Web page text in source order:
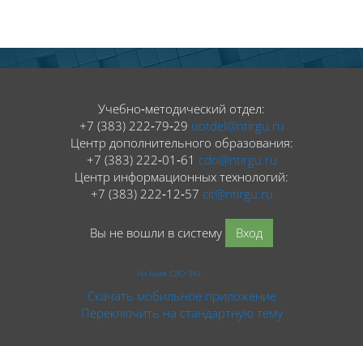
Блоки
Учебно‑методический отдел:
+7 (383) 222‑79‑29 uotdel@ntirgu.ru
Центр дополнительного образования:
+7 (383) 222‑01‑61 cdo@ntirgu.ru
Центр информационных технологий:
+7 (383) 222‑12‑57 cit@ntirgu.ru
Вы не вошли в систему Вход
На базе СЭО 3KL
Скачать мобильное приложение
Переключить на стандартную тему